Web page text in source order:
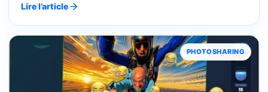
Lire l’article
PHOTOSHARING